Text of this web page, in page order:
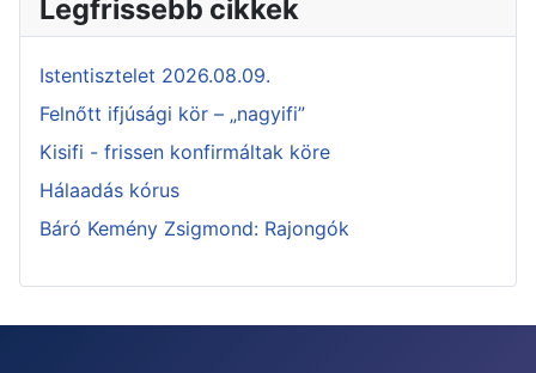
Legfrissebb cikkek
Istentisztelet 2026.08.09.
Felnőtt ifjúsági kör – „nagyifi”
Kisifi - frissen konfirmáltak köre
Hálaadás kórus
Báró Kemény Zsigmond: Rajongók